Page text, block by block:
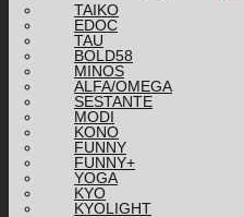
TAIKO
EDOC
TAU
BOLD58
MINOS
ALFA/OMEGA
SESTANTE
MODI
KONO
FUNNY
FUNNY+
YOGA
KYO
KYOLIGHT